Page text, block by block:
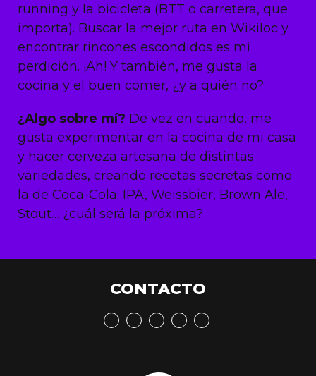
running y la bicicleta (BTT o carretera, que
importa). Buscar la mejor ruta en Wikiloc y
encontrar rincones escondidos es mi
perdición. ¡Ah! Y también, me gusta la
cocina y el buen comer, ¿y a quién no?
¿Algo sobre mí? De vez en cuando, me
gusta experimentar en la cocina de mi casa
y hacer cerveza artesana de distintas
variedades, creando recetas secretas como
la de Coca-Cola: IPA, Weissbier, Brown Ale,
Stout… ¿cuál será la próxima?
CONTACTO